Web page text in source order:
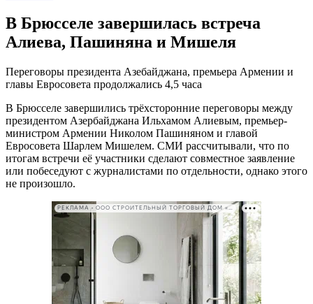
В Брюсселе завершилась встреча
Алиева, Пашиняна и Мишеля
Переговоры президента Азебайджана, премьера Армении и
главы Евросовета продолжались 4,5 часа
В Брюсселе завершились трёхсторонние переговоры между
президентом Азербайджана Ильхамом Алиевым, премьер-
министром Армении Николом Пашиняном и главой
Евросовета Шарлем Мишелем. СМИ рассчитывали, что по
итогам встречи её участники сделают совместное заявление
или побеседуют с журналистами по отдельности, однако этого
не произошло.
РЕКЛАМА • ООО СТРОИТЕЛЬНЫЙ ТОРГОВЫЙ ДОМ «ПЕТРОВИЧ». ИНН: 7802348846